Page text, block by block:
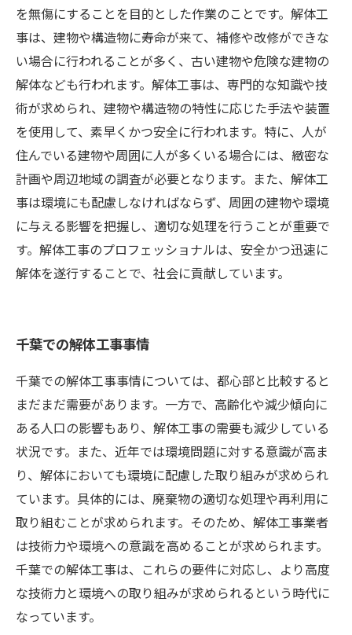
を無傷にすることを目的とした作業のことです。解体工
事は、建物や構造物に寿命が来て、補修や改修ができな
い場合に行われることが多く、古い建物や危険な建物の
解体なども行われます。解体工事は、専門的な知識や技
術が求められ、建物や構造物の特性に応じた手法や装置
を使用して、素早くかつ安全に行われます。特に、人が
住んでいる建物や周囲に人が多くいる場合には、緻密な
計画や周辺地域の調査が必要となります。また、解体工
事は環境にも配慮しなければならず、周囲の建物や環境
に与える影響を把握し、適切な処理を行うことが重要で
す。解体工事のプロフェッショナルは、安全かつ迅速に
解体を遂行することで、社会に貢献しています。
千葉での解体工事事情
千葉での解体工事事情については、都心部と比較すると
まだまだ需要があります。一方で、高齢化や減少傾向に
ある人口の影響もあり、解体工事の需要も減少している
状況です。また、近年では環境問題に対する意識が高ま
り、解体においても環境に配慮した取り組みが求められ
ています。具体的には、廃棄物の適切な処理や再利用に
取り組むことが求められます。そのため、解体工事業者
は技術力や環境への意識を高めることが求められます。
千葉での解体工事は、これらの要件に対応し、より高度
な技術力と環境への取り組みが求められるという時代に
なっています。